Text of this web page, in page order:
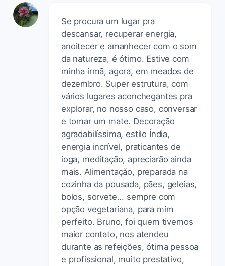
Se procura um lugar pra
descansar, recuperar energia,
anoitecer e amanhecer com o som
da natureza, é ótimo. Estive com
minha irmã, agora, em meados de
dezembro. Super estrutura, com
vários lugares aconchegantes pra
explorar, no nosso caso, conversar
e tomar um mate. Decoração
agradabilíssima, estilo Índia,
energia incrível, praticantes de
ioga, meditação, apreciarão ainda
mais. Alimentação, preparada na
cozinha da pousada, pães, geleias,
bolos, sorvete... sempre com
opção vegetariana, para mim
perfeito. Bruno, foi quem tivemos
maior contato, nos atendeu
durante as refeições, ótima pessoa
e profissional, muito prestativo,